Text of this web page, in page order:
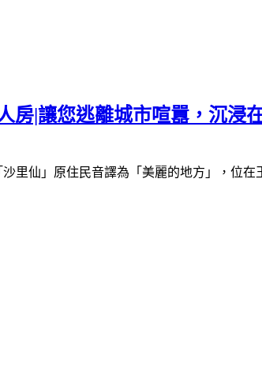
房|讓您逃離城市喧囂，沉浸
里仙」原住民音譯為「美麗的地方」，位